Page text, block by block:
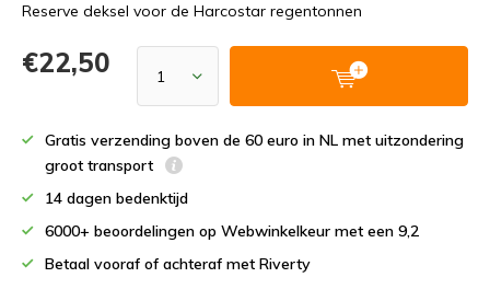
Reserve deksel voor de Harcostar regentonnen
€22,50
Gratis verzending boven de 60 euro in NL met uitzondering
groot transport
14 dagen bedenktijd
6000+ beoordelingen op Webwinkelkeur met een 9,2
Betaal vooraf of achteraf met Riverty